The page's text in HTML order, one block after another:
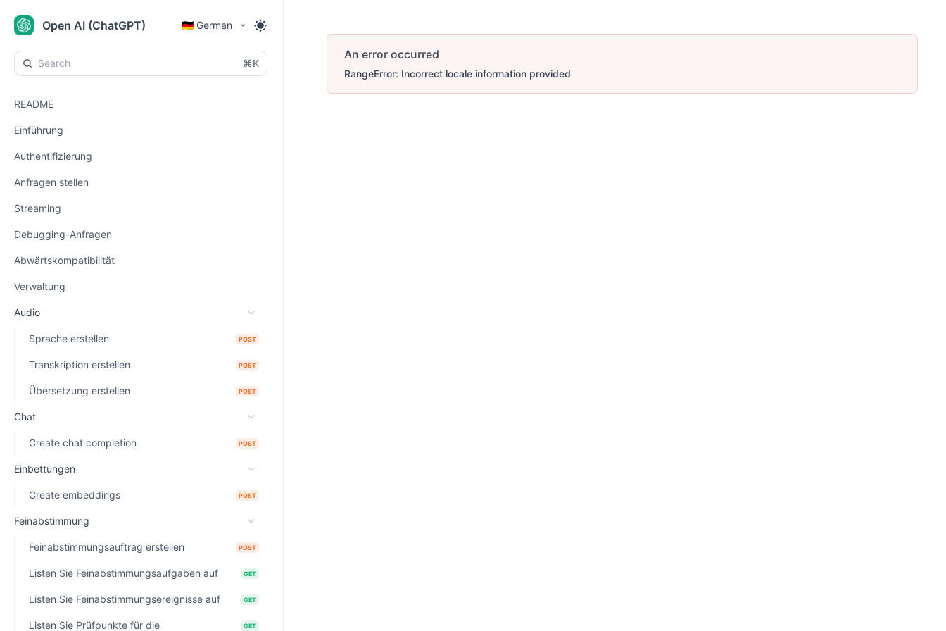
Open AI (ChatGPT) 🇩🇪 German
⌘K
README
Einführung
Authentifizierung
Anfragen stellen
Streaming
Debugging-Anfragen
Abwärtskompatibilität
Verwaltung
Audio
Sprache erstellen POST
Transkription erstellen POST
Übersetzung erstellen POST
Chat
Create chat completion POST
Einbettungen
Create embeddings POST
Feinabstimmung
Feinabstimmungsauftrag erstellen POST
Listen Sie Feinabstimmungsaufgaben auf GET
Listen Sie Feinabstimmungsereignisse auf GET
Listen Sie Prüfpunkte für die GET
An error occurred
RangeError: Incorrect locale information provided